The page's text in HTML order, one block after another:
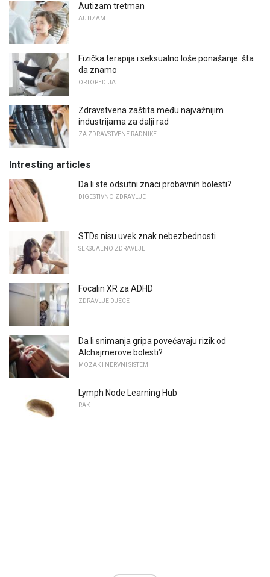
Autizam tretman
AUTIZAM
Fizička terapija i seksualno loše ponašanje: šta
da znamo
ORTOPEDIJA
Zdravstvena zaštita među najvažnijim
industrijama za dalji rad
ZA ZDRAVSTVENE RADNIKE
Intresting articles
Da li ste odsutni znaci probavnih bolesti?
DIGESTIVNO ZDRAVLJE
STDs nisu uvek znak nebezbednosti
SEKSUALNO ZDRAVLJE
Focalin XR za ADHD
ZDRAVLJE DJECE
Da li snimanja gripa povećavaju rizik od
Alchajmerove bolesti?
MOZAK I NERVNI SISTEM
Lymph Node Learning Hub
RAK